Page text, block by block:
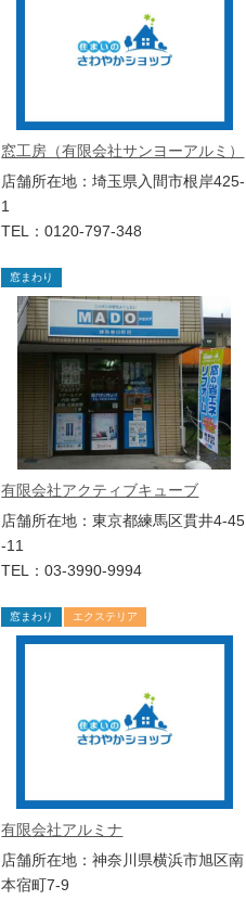
窓工房（有限会社サンヨーアルミ）
店舗所在地：埼玉県入間市根岸425-
1
TEL：0120-797-348
窓まわり
有限会社アクティブキューブ
店舗所在地：東京都練馬区貫井4-45
-11
TEL：03-3990-9994
窓まわり エクステリア
有限会社アルミナ
店舗所在地：神奈川県横浜市旭区南
本宿町7-9